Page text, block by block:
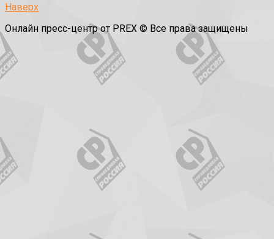
Наверх
Онлайн пресс-центр от PREX © Все права защищены